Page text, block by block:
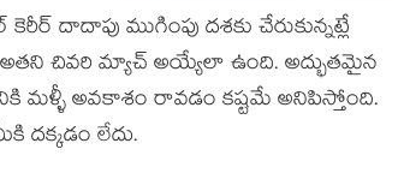
ముగింపు దశకు చేరుకున్నట్లే
చివరి మ్యాచ్ అయ్యేలా ఉంది. అద్భుతమైన
అవకాశం రావడం కష్టమే అనిపిస్తోంది.
దక్కడం లేదు.